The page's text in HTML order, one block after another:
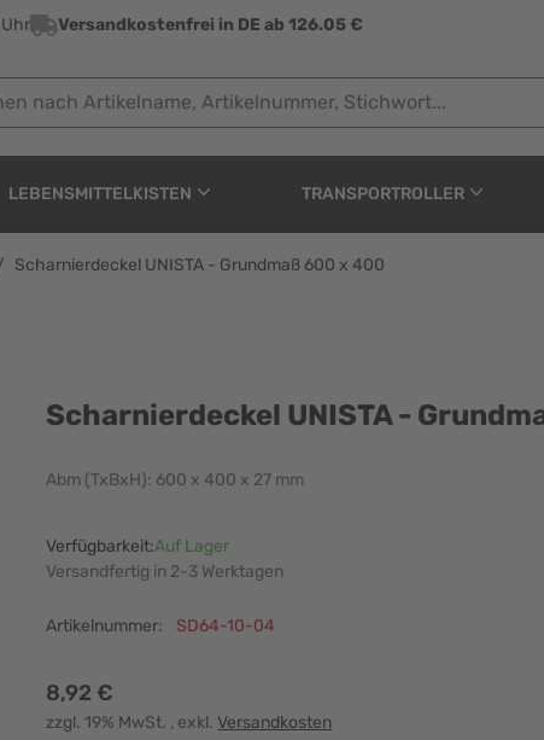
Versandkostenfrei in DE ab 126.05 €
Artikelname, Artikelnummer, Stichwort...
LEBENSMITTELKISTEN TRANSPORTROLLER
Scharnierdeckel UNISTA - Grundmaß 600 x 400
- Grundmaß 600 x
Scharnierdeckel UNISTA -
Abm (TxBxH): 600 x 400 x 27 mm
Verfügbarkeit:Auf Lager
Versandfertig in 2-3 Werktagen
Artikelnummer: SD64-10-04
8,92 €
zzgl. 19% MwSt. , exkl. Versandkosten